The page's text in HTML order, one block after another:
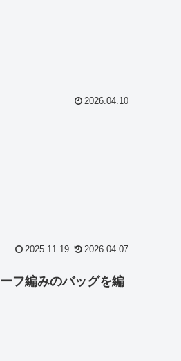
2026.04.10
2025.11.19 2026.04.07
フ編みのバッグを編